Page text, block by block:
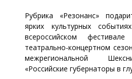
Рубрика «Резонанс»
ярких культурных
всероссийском
театрально-концертном
межрегиональной
«Российские губернаторы в